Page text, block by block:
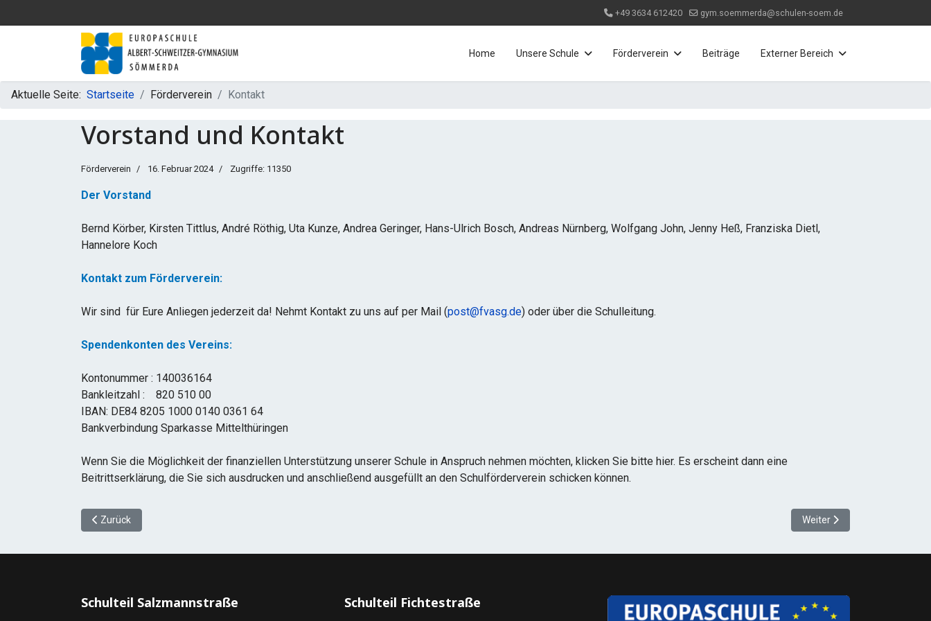
+49 3634 612420 gym.soemmerda@schulen-soem.de
Home Unsere Schule Förderverein Beiträge Externer Bereich
Aktuelle Seite: Startseite Förderverein Kontakt
Vorstand und Kontakt
Förderverein 16. Februar 2024 Zugriffe: 11350
Der Vorstand
Bernd Körber, Kirsten Tittlus, André Röthig, Uta Kunze, Andrea Geringer, Hans-Ulrich Bosch, Andreas Nürnberg, Wolfgang John, Jenny Heß, Franziska Dietl,
Hannelore Koch
Kontakt zum Förderverein:
Wir sind für Eure Anliegen jederzeit da! Nehmt Kontakt zu uns auf per Mail (post@fvasg.de) oder über die Schulleitung.
Spendenkonten des Vereins:
Kontonummer : 140036164
Bankleitzahl : 820 510 00
IBAN: DE84 8205 1000 0140 0361 64
Bankverbindung Sparkasse Mittelthüringen
Wenn Sie die Möglichkeit der finanziellen Unterstützung unserer Schule in Anspruch nehmen möchten, klicken Sie bitte hier. Es erscheint dann eine
Beitrittserklärung, die Sie sich ausdrucken und anschließend ausgefüllt an den Schulförderverein schicken können.
Vorheriger Beitrag: Aufnahmeantrag Förderverein
Zurück Nächster Beitrag: Wer wir sind
Weiter
Schulteil Salzmannstraße Schulteil Fichtestraße